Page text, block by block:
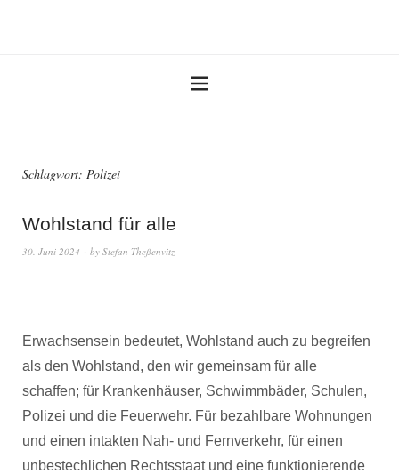
Schlagwort: Polizei
Wohlstand für alle
30. Juni 2024 by Stefan Theßenvitz
Erwachsensein bedeutet, Wohlstand auch zu begreifen
als den Wohlstand, den wir gemeinsam für alle
schaffen; für Krankenhäuser, Schwimmbäder, Schulen,
Polizei und die Feuerwehr. Für bezahlbare Wohnungen
und einen intakten Nah- und Fernverkehr, für einen
unbestechlichen Rechtsstaat und eine funktionierende